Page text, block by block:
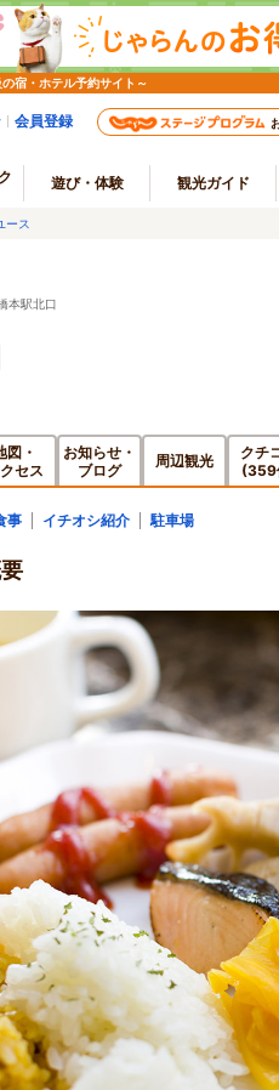
宿・ホテル予約サイト～
会員登録
遊び・体験 観光ガイド
ース
本駅北口
図・
セス
お知らせ・
ブログ
周辺観光
クチ
(359
事 イチオシ紹介 駐車場